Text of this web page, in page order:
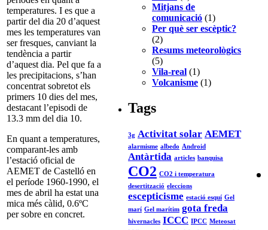
temperatures. I es que a
partir del dia 20 d’aquest
mes les temperatures van
ser fresques, canviant la
tendència a partir
d’aquest dia. Pel que fa a
les precipitacions, s’han
concentrat sobretot els
primers 10 dies del mes,
destacant l’episodi de
13.3 mm del dia 10.
En quant a temperatures,
comparant-les amb
l’estació oficial de
AEMET de Castelló en
el període 1960-1990, el
mes de abril ha estat una
mica més càlid, 0.6ºC
per sobre en concret.
Mitjans de
comunicació (1)
Per què ser escèptic?
(2)
Resums meteorològics
(5)
Vila-real (1)
Volcanisme (1)
Tags
3g Activitat solar AEMET
alarmisme albedo Android
Antàrtida articles banquisa
CO2 CO2 i temperatura
desertització eleccions
escepticisme estació esquí Gel
marí Gel marítim gota freda
hivernacles ICCC IPCC Meteosat